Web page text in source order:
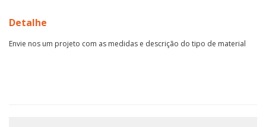
Detalhe
Envie nos um projeto com as medidas e descrição do tipo de material